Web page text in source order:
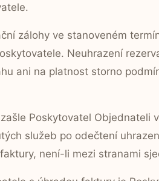
zálohy ve stanoveném
Neuhrazení
ani na platnost storno
Poskytovatel Objednateli
služeb po odečtení
není-li mezi stranami